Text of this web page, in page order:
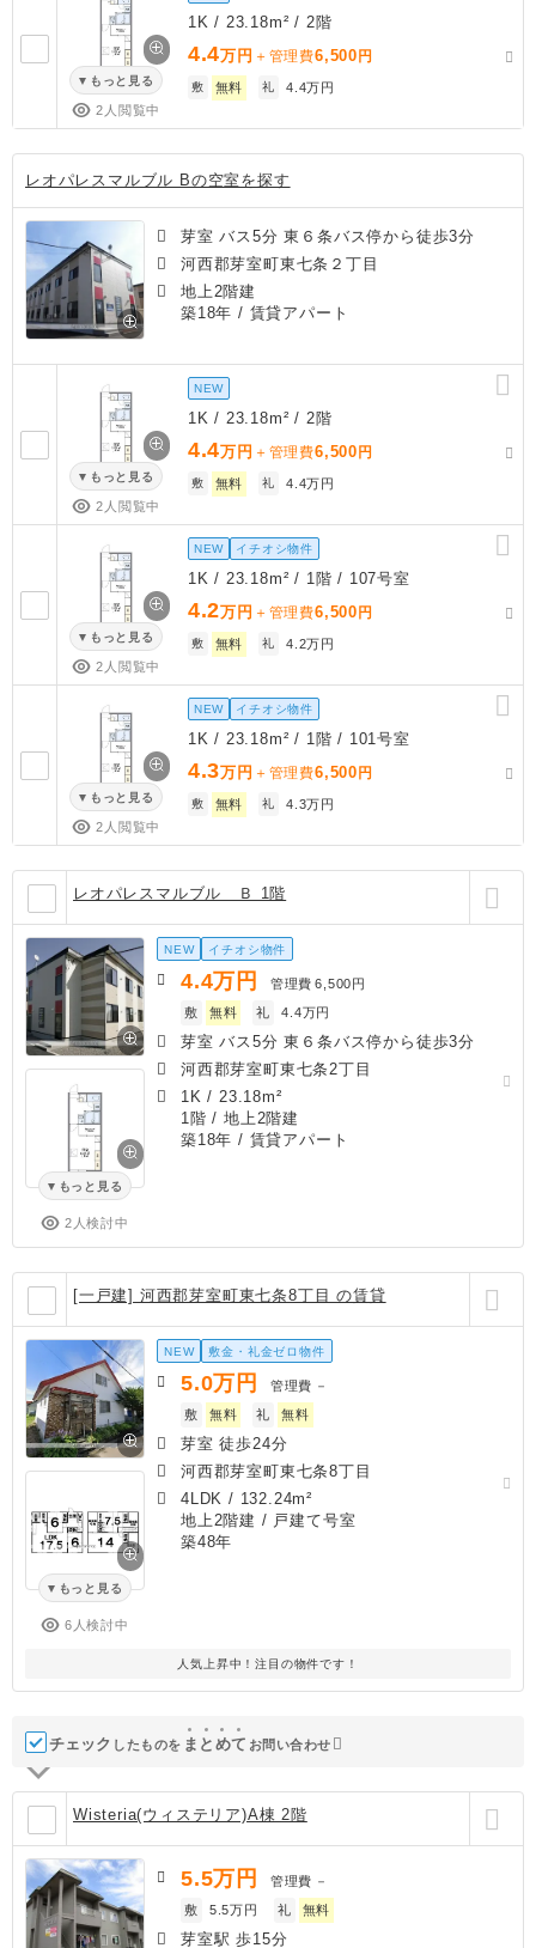
もっと見る
2人閲覧中
1K / 23.18m² / 2階
4.4万円 ＋管理費6,500 円
敷 無料 礼 4.4万円
レオパレスマルブル Bの空室を探す
芽室 バス5分 東６条バス停から徒歩3分
河西郡芽室町東七条２丁目
地上2階建
築18年 / 賃貸アパート
もっと見る
2人閲覧中
NEW
1K / 23.18m² / 2階
4.4万円 ＋管理費6,500 円
敷 無料 礼 4.4万円
もっと見る
2人閲覧中
NEW イチオシ物件
1K / 23.18m² / 1階 / 107号室
4.2万円 ＋管理費6,500 円
敷 無料 礼 4.2万円
もっと見る
2人閲覧中
NEW イチオシ物件
1K / 23.18m² / 1階 / 101号室
4.3万円 ＋管理費6,500 円
敷 無料 礼 4.3万円
レオパレスマルブル Ｂ 1階
もっと見る
2人検討中
NEW イチオシ物件
4.4万円 管理費 6,500円
敷
無料 礼 4.4万円
芽室 バス5分 東６条バス停から徒歩3分
河西郡芽室町東七条2丁目
1K / 23.18m²
1階 / 地上2階建
築18年 / 賃貸アパート
[一戸建] 河西郡芽室町東七条8丁目 の賃貸
もっと見る
6人検討中
NEW 敷金・礼金ゼロ物件
5.0万円 管理費 －
敷
無料 礼 無料
芽室 徒歩24分
河西郡芽室町東七条8丁目
4LDK / 132.24m²
地上2階建 / 戸建て号室
築48年
人気上昇中！注目の物件です！
チェック したものを ま と めて お問い合わせ
Wisteria(ウィステリア)A棟 2階
5.5万円 管理費 －
敷
5.5万円 礼 無料
芽室駅 歩15分